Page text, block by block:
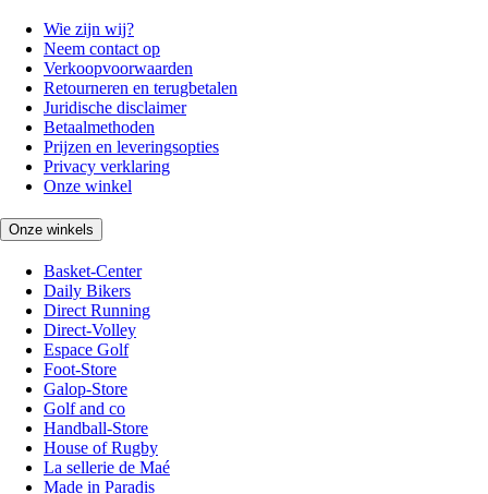
Wie zijn wij?
Neem contact op
Verkoopvoorwaarden
Retourneren en terugbetalen
Juridische disclaimer
Betaalmethoden
Prijzen en leveringsopties
Privacy verklaring
Onze winkel
Onze winkels
Basket-Center
Daily Bikers
Direct Running
Direct-Volley
Espace Golf
Foot-Store
Galop-Store
Golf and co
Handball-Store
House of Rugby
La sellerie de Maé
Made in Paradis